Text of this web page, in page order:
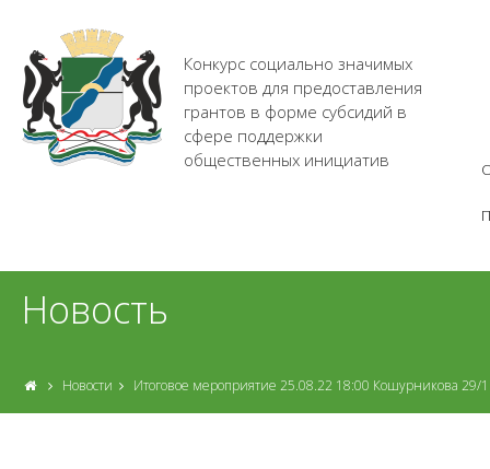
Конкурс социально значимых
проектов для предоставления
грантов в форме субсидий в
сфере поддержки
общественных инициатив
Новость
Новости Итоговое мероприятие 25.08.22 18:00 Кошурникова 29/1